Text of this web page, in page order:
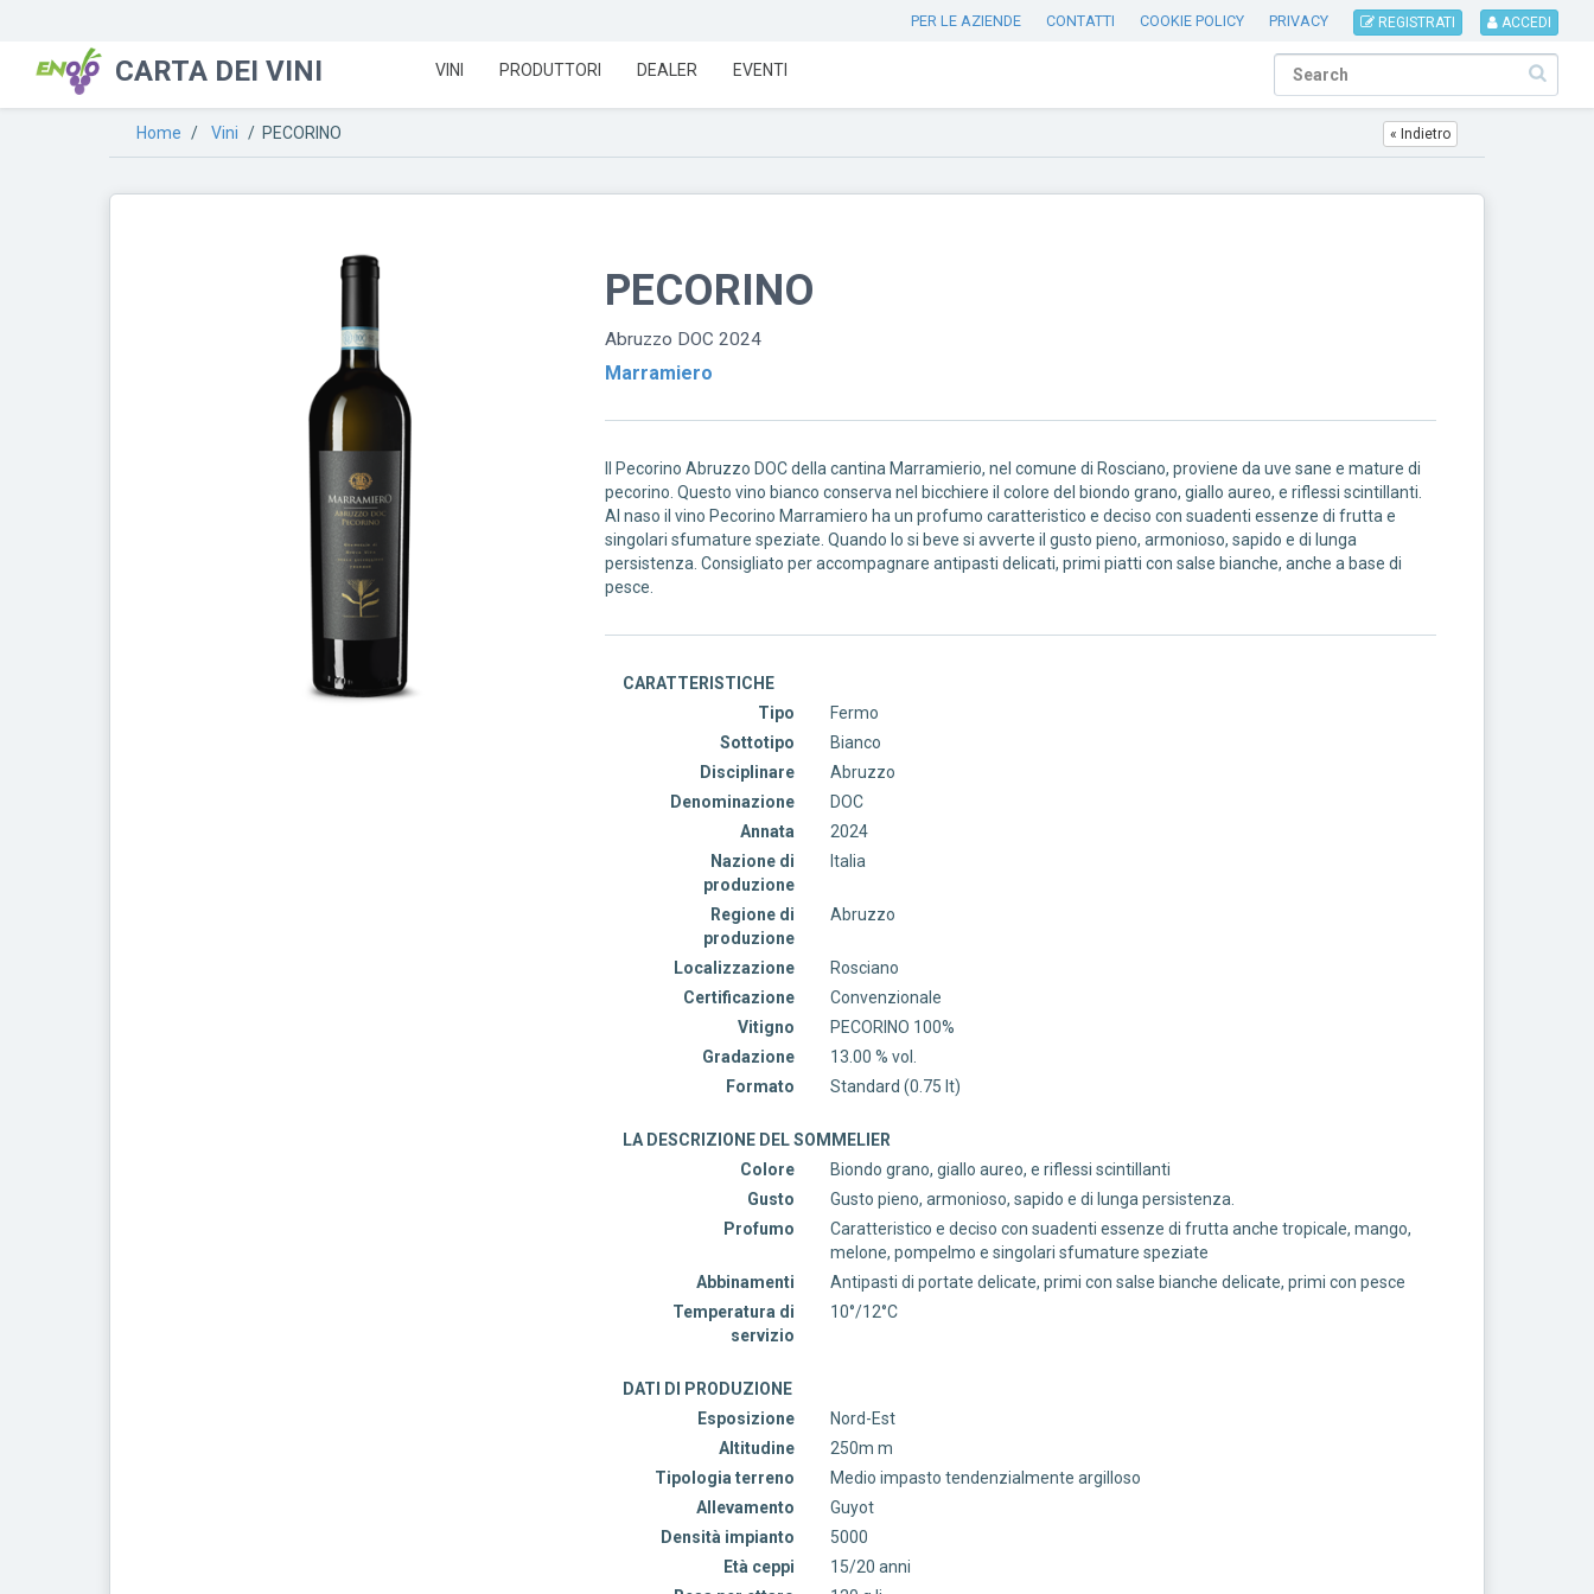
PER LE AZIENDE CONTATTI COOKIE POLICY PRIVACY REGISTRATI ACCEDI
CARTA DEI VINI VINI PRODUTTORI DEALER EVENTI
Home / Vini / PECORINO « Indietro
PECORINO
Abruzzo DOC 2024
Marramiero
Il Pecorino Abruzzo DOC della cantina Marramierio, nel comune di Rosciano, proviene da uve sane e mature di
pecorino. Questo vino bianco conserva nel bicchiere il colore del biondo grano, giallo aureo, e riflessi scintillanti.
Al naso il vino Pecorino Marramiero ha un profumo caratteristico e deciso con suadenti essenze di frutta e
singolari sfumature speziate. Quando lo si beve si avverte il gusto pieno, armonioso, sapido e di lunga
persistenza. Consigliato per accompagnare antipasti delicati, primi piatti con salse bianche, anche a base di
pesce.
CARATTERISTICHE
Tipo
Fermo
Sottotipo
Bianco
Disciplinare
Abruzzo
Denominazione
DOC
Annata
2024
Nazione di
produzione
Italia
Regione di
produzione
Abruzzo
Localizzazione
Rosciano
Certificazione
Convenzionale
Vitigno
PECORINO 100%
Gradazione
13.00 % vol.
Formato
Standard (0.75 lt)
LA DESCRIZIONE DEL SOMMELIER
Colore
Biondo grano, giallo aureo, e riflessi scintillanti
Gusto
Gusto pieno, armonioso, sapido e di lunga persistenza.
Profumo
Caratteristico e deciso con suadenti essenze di frutta anche tropicale, mango,
melone, pompelmo e singolari sfumature speziate
Abbinamenti
Antipasti di portate delicate, primi con salse bianche delicate, primi con pesce
Temperatura di
servizio
10°/12°C
DATI DI PRODUZIONE
Esposizione
Nord-Est
Altitudine
250m m
Tipologia terreno
Medio impasto tendenzialmente argilloso
Allevamento
Guyot
Densità impianto
5000
Età ceppi
15/20 anni